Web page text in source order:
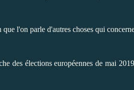
l'on parle d'autres choses qui
des élections européennes de mai